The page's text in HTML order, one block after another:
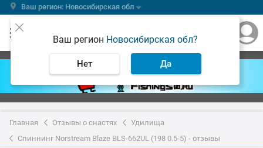
Ваш регион: Новосибирская обл
Ваш регион Новосибирская обл?
Нет Да
Главная Отзывы о снастях
Удилища
Спиннинг Norstream Blaze BLS-662UL (198 0.5-5) - отзывы